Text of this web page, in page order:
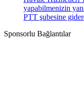
yapabilmenizin
PTT şubesine
Sponsorlu Bağlantılar